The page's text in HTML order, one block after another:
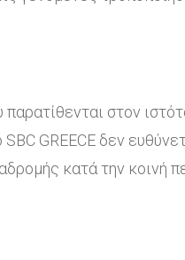
στον
GREECE δεν
κατά την κοινή